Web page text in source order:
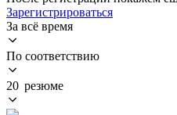
Зарегистрироваться
За всё время
По соответствию
20 резюме